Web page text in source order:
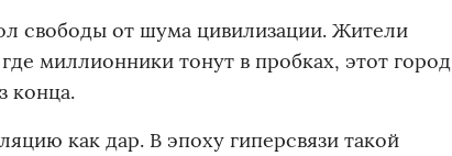
свободы от шума цивилизации. Жители
миллионники тонут в пробках, этот город
конца.
как дар. В эпоху гиперсвязи такой